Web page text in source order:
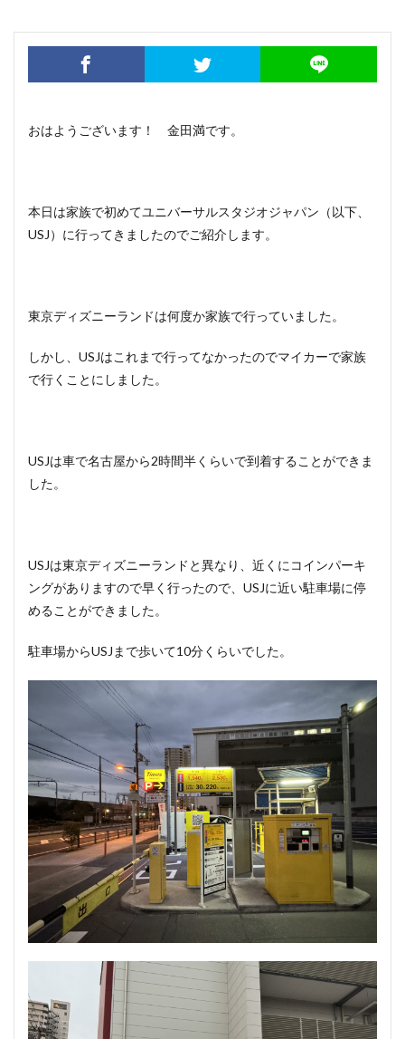
おはようございます！ 金田満です。
本日は家族で初めてユニバーサルスタジオジャパン（以下、
USJ）に行ってきましたのでご紹介します。
東京ディズニーランドは何度か家族で行っていました。
しかし、USJはこれまで行ってなかったのでマイカーで家族
で行くことにしました。
USJは車で名古屋から2時間半くらいで到着することができま
した。
USJは東京ディズニーランドと異なり、近くにコインパーキ
ングがありますので早く行ったので、USJに近い駐車場に停
めることができました。
駐車場からUSJまで歩いて10分くらいでした。